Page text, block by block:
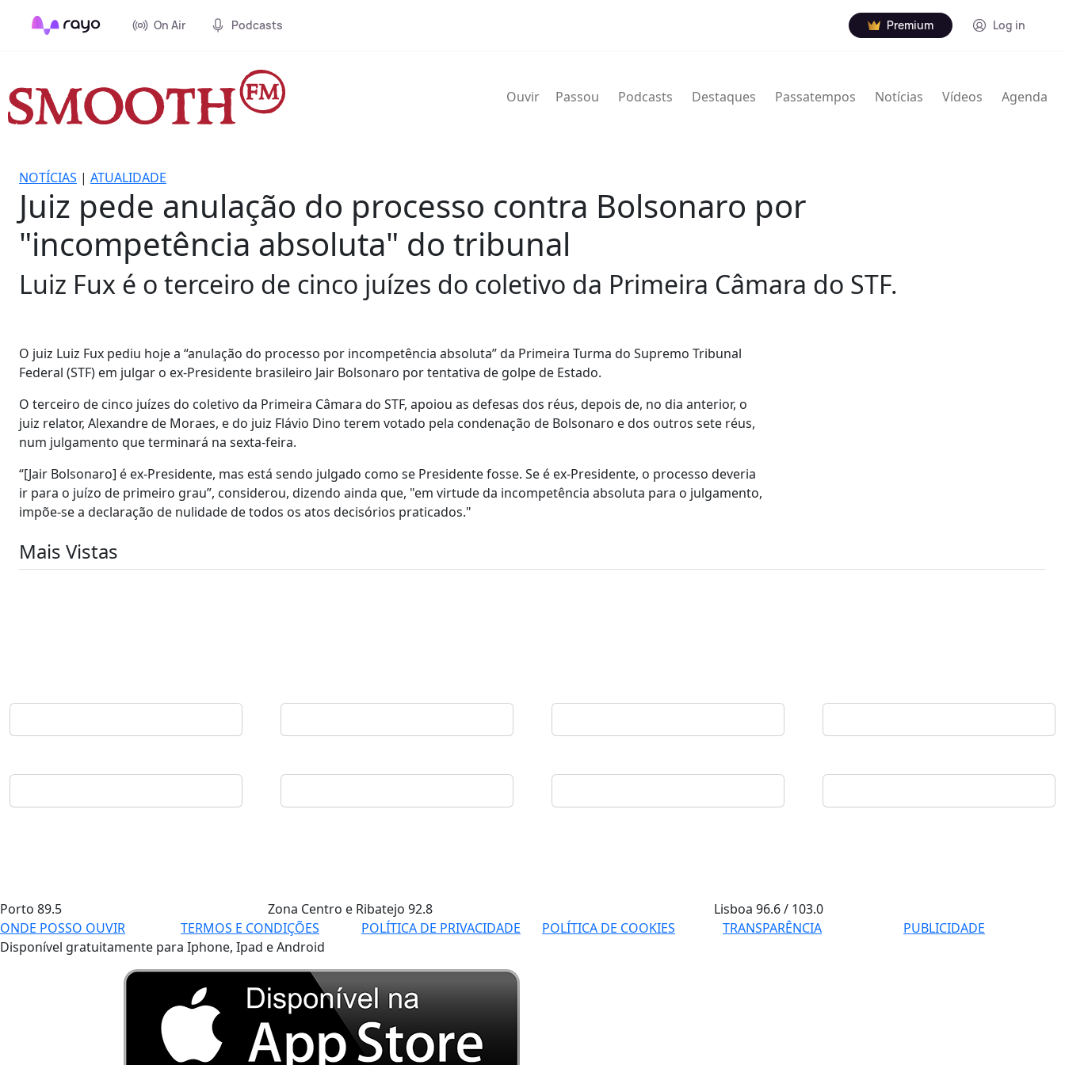
On Air Podcasts Premium Log in
Ouvir Passou Podcasts Destaques Passatempos Notícias Vídeos Agenda
NOTÍCIAS | ATUALIDADE
Juiz pede anulação do processo contra Bolsonaro por
"incompetência absoluta" do tribunal
Luiz Fux é o terceiro de cinco juízes do coletivo da Primeira Câmara do STF.
O juiz Luiz Fux pediu hoje a “anulação do processo por incompetência absoluta” da Primeira Turma do Supremo Tribunal
Federal (STF) em julgar o ex-Presidente brasileiro Jair Bolsonaro por tentativa de golpe de Estado.
O terceiro de cinco juízes do coletivo da Primeira Câmara do STF, apoiou as defesas dos réus, depois de, no dia anterior, o
juiz relator, Alexandre de Moraes, e do juiz Flávio Dino terem votado pela condenação de Bolsonaro e dos outros sete réus,
num julgamento que terminará na sexta-feira.
“[Jair Bolsonaro] é ex-Presidente, mas está sendo julgado como se Presidente fosse. Se é ex-Presidente, o processo deveria
ir para o juízo de primeiro grau”, considerou, dizendo ainda que, "em virtude da incompetência absoluta para o julgamento,
impõe-se a declaração de nulidade de todos os atos decisórios praticados."
Mais Vistas
Porto 89.5 Zona Centro e Ribatejo 92.8 Lisboa96.6 / 103.0
ONDE POSSO OUVIR
TERMOS E CONDIÇÕES POLÍTICA DE PRIVACIDADE POLÍTICA DE COOKIES TRANSPARÊNCIA
PUBLICIDADE
Disponível gratuitamente para Iphone, Ipad e Android